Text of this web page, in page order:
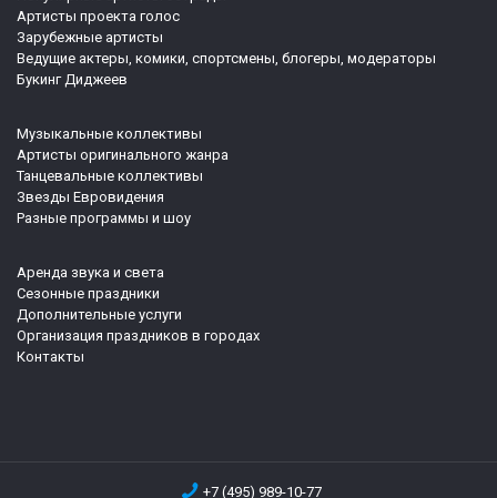
Артисты проекта голос
Зарубежные артисты
Ведущие актеры, комики, спортсмены, блогеры, модераторы
Букинг Диджеев
Музыкальные коллективы
Артисты оригинального жанра
Танцевальные коллективы
Звезды Евровидения
Разные программы и шоу
Аренда звука и света
Сезонные праздники
Дополнительные услуги
Организация праздников в городах
Контакты
+7 (495) 989-10-77